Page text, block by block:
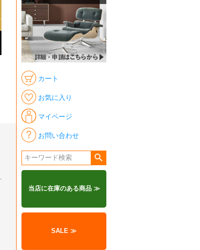
カート
お気に入り
マイページ
お問い合わせ
当店に在庫のある商品 ≫
SALE ≫